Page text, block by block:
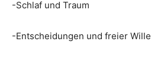
-Schlaf und Traum
-Entscheidungen und freier Wille